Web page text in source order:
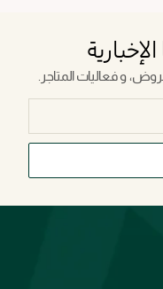
و فعاليات المتاجر.